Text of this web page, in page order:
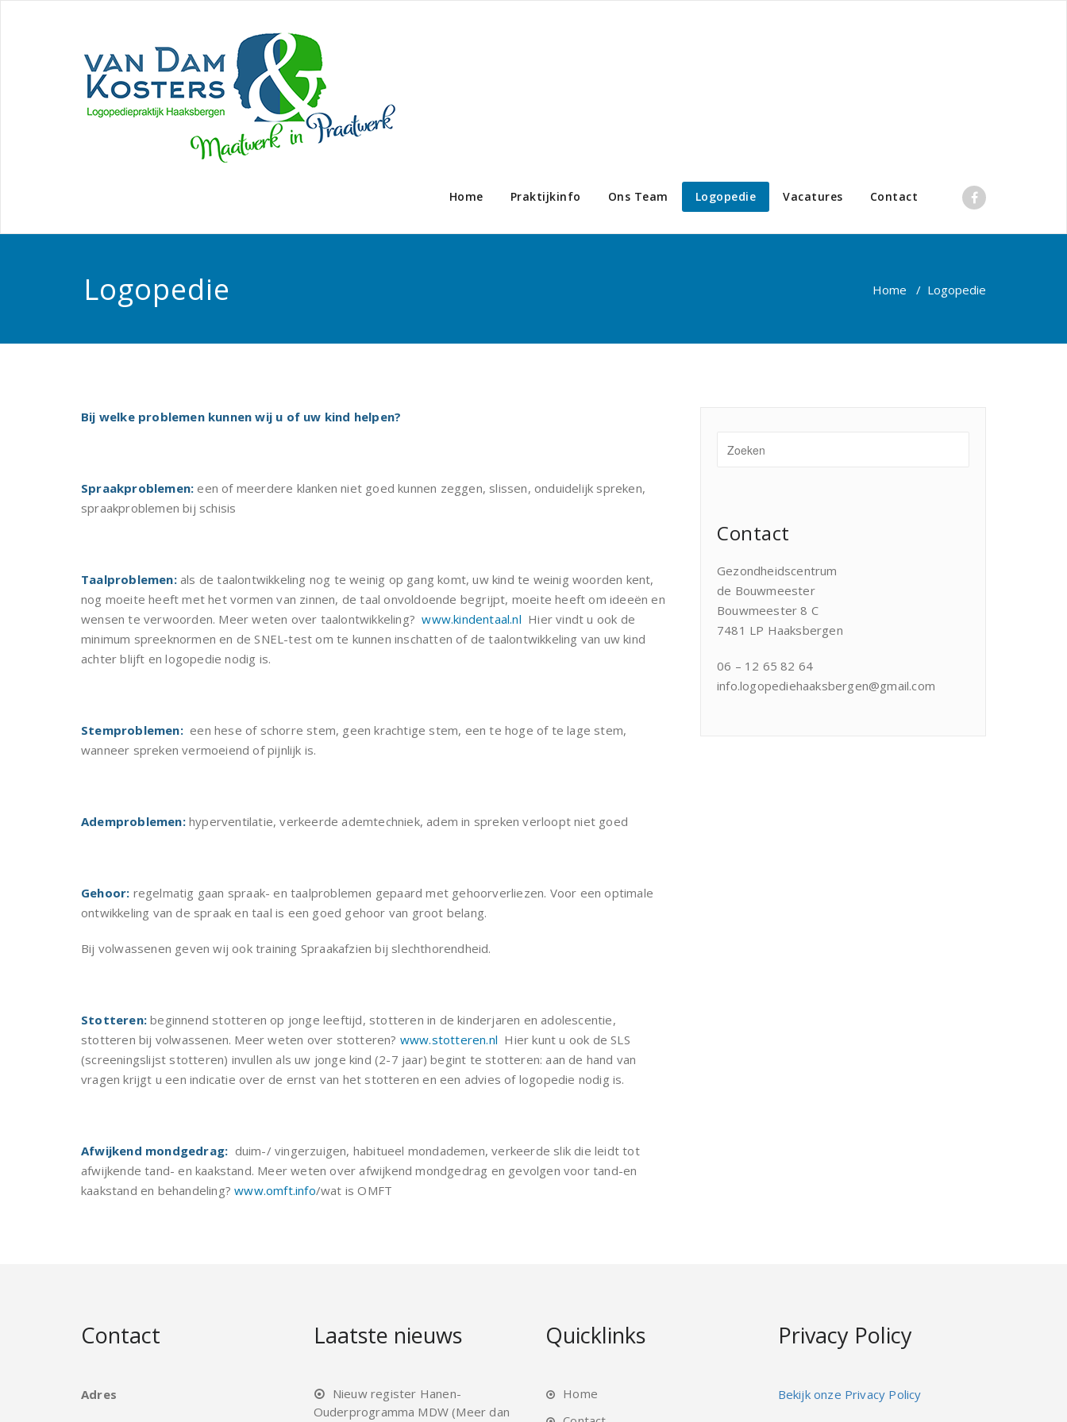
Home Praktijkinfo Ons Team Logopedie Vacatures Contact
Logopedie Home / Logopedie
Bij welke problemen kunnen wij u of uw kind helpen?
Spraakproblemen:een of meerdere klanken niet goed kunnen zeggen, slissen, onduidelijk spreken,
spraakproblemen bij schisis
Taalproblemen: als de taalontwikkeling nog te weinig op gang komt, uw kind te weinig woorden kent,
nog moeite heeft met het vormen van zinnen, de taal onvoldoende begrijpt, moeite heeft om ideeën en
wensen te verwoorden. Meer weten over taalontwikkeling?www.kindentaal.nl Hier vindt u ook de
minimum spreeknormen en de SNEL-test om te kunnen inschatten of de taalontwikkeling van uw kind
achter blijft en logopedie nodig is.
Stemproblemen:een hese of schorre stem, geen krachtige stem, een te hoge of te lage stem,
wanneer spreken vermoeiend of pijnlijk is.
Ademproblemen: hyperventilatie, verkeerde ademtechniek, adem in spreken verloopt niet goed
Gehoor: regelmatig gaan spraak- en taalproblemen gepaard met gehoorverliezen. Voor een optimale
ontwikkeling van de spraak en taal is een goed gehoor van groot belang.
Bij volwassenen geven wij ook training Spraakafzien bij slechthorendheid.
Stotteren:beginnend stotteren op jonge leeftijd, stotteren in de kinderjaren en adolescentie,
stotteren bij volwassenen. Meer weten over stotteren? www.stotteren.nl Hier kunt u ook de SLS
(screeningslijst stotteren) invullen als uw jonge kind (2-7 jaar) begint te stotteren: aan de hand van
vragen krijgt u een indicatie over de ernst van het stotteren en een advies of logopedie nodig is.
Afwijkend mondgedrag: duim-/ vingerzuigen, habitueel mondademen, verkeerde slik die leidt tot
afwijkende tand- en kaakstand. Meer weten over afwijkend mondgedrag en gevolgen voor tand-en
kaakstand en behandeling?www.omft.info/wat is OMFT
Contact
Gezondheidscentrum
de Bouwmeester
Bouwmeester 8 C
7481 LP Haaksbergen
06 – 12 65 82 64
info.logopediehaaksbergen@gmail.com
Contact
Adres
Laatste nieuws
Nieuw register Hanen-
Ouderprogramma MDW (Meer dan
Quicklinks
Home
Privacy Policy
Bekijk onze Privacy Policy